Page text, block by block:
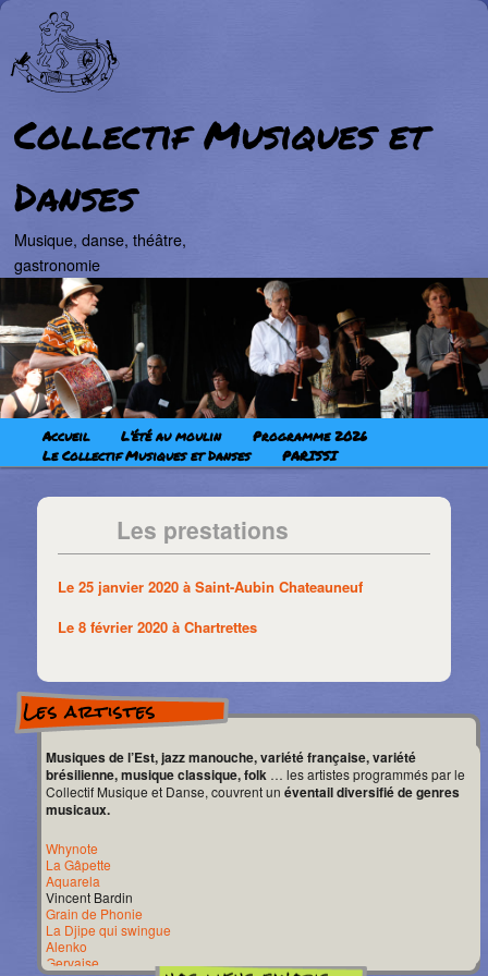
Collectif Musiques et
Danses
Musique, danse, théâtre,
gastronomie
Menu principalAller au contenu principal
Aller au contenu secondaire
Accueil L’été au moulin
Programme 2026
Le Collectif Musiques et Danses
PARISSI
Les prestations
Le 25 janvier 2020 à Saint-Aubin Chateauneuf
Le 8 février 2020 à Chartrettes
Les artistes
Musiques de l’Est, jazz manouche, variété française, variété
brésilienne, musique classique, folk … les artistes programmés par le
Collectif Musique et Danse, couvrent unéventail diversifié de genres
musicaux.
Whynote
La Gâpette
Aquarela
Vincent Bardin
Grain de Phonie
La Djipe qui swingue
Alenko
Gervaise